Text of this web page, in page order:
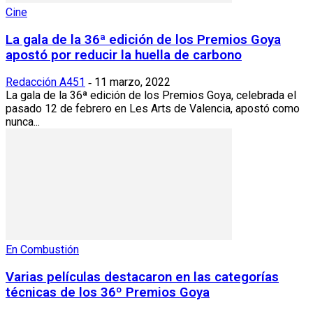
Cine
La gala de la 36ª edición de los Premios Goya
apostó por reducir la huella de carbono
Redacción A451 - 11 marzo, 2022
La gala de la 36ª edición de los Premios Goya, celebrada el
pasado 12 de febrero en Les Arts de Valencia, apostó como
nunca...
En Combustión
Varias películas destacaron en las categorías
técnicas de los 36º Premios Goya